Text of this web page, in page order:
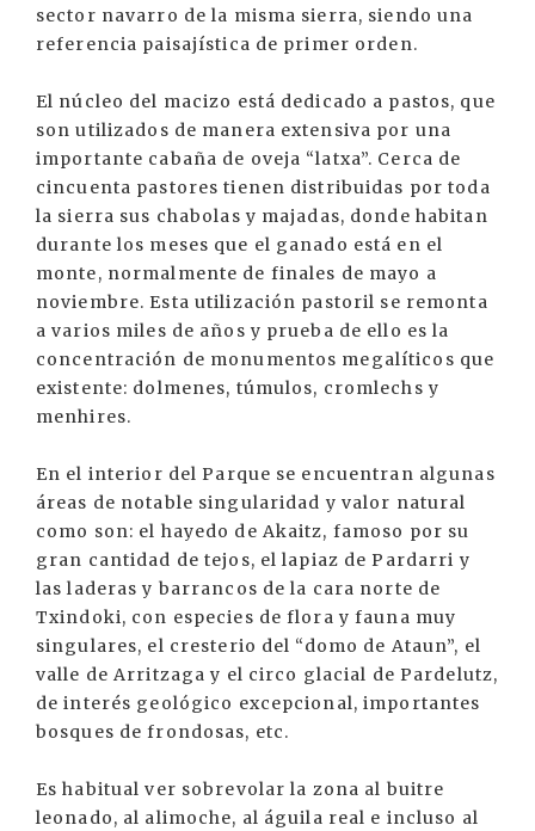
sector navarro de la misma sierra, siendo una
referencia paisajística de primer orden.
El núcleo del macizo está dedicado a pastos, que
son utilizados de manera extensiva por una
importante cabaña de oveja “latxa”. Cerca de
cincuenta pastores tienen distribuidas por toda
la sierra sus chabolas y majadas, donde habitan
durante los meses que el ganado está en el
monte, normalmente de finales de mayo a
noviembre. Esta utilización pastoril se remonta
a varios miles de años y prueba de ello es la
concentración de monumentos megalíticos que
existente: dolmenes, túmulos, cromlechs y
menhires.
En el interior del Parque se encuentran algunas
áreas de notable singularidad y valor natural
como son: el hayedo de Akaitz, famoso por su
gran cantidad de tejos, el lapiaz de Pardarri y
las laderas y barrancos de la cara norte de
Txindoki, con especies de flora y fauna muy
singulares, el cresterio del “domo de Ataun”, el
valle de Arritzaga y el circo glacial de Pardelutz,
de interés geológico excepcional, importantes
bosques de frondosas, etc.
Es habitual ver sobrevolar la zona al buitre
leonado, al alimoche, al águila real e incluso al